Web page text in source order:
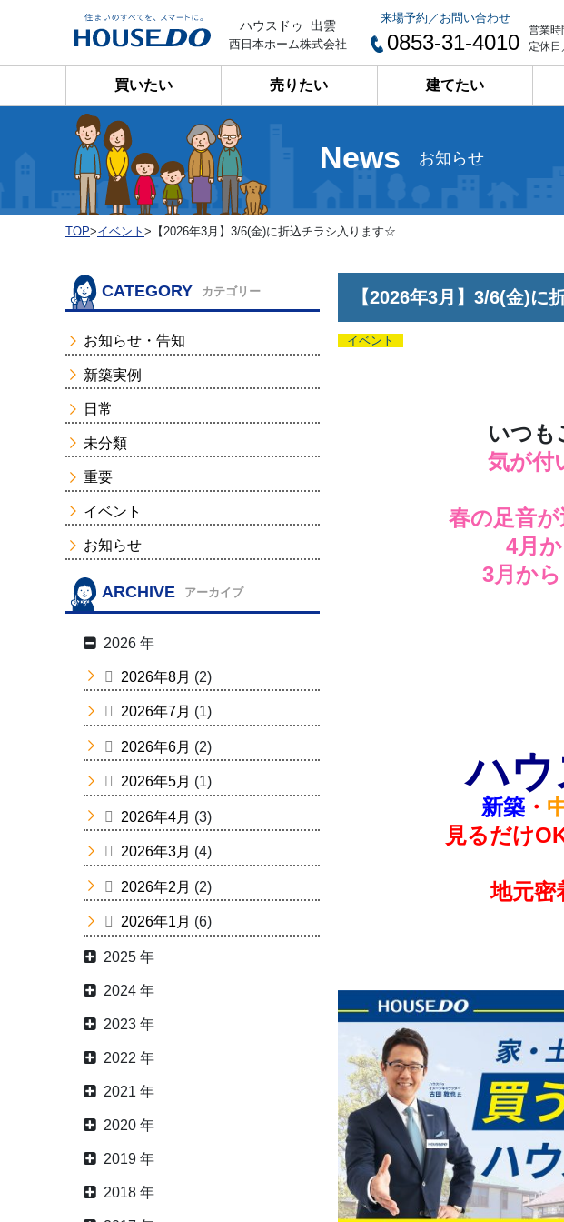
ハウスドゥ 出雲
西日本ホーム株式会社
来場予約／お問い合わせ
0853-31-4010
営業
定休日
買いたい 売りたい 建てたい
News お知らせ
TOP>イベント > 【2026年3月】3/6(金)に折込チラシ入ります☆
【2026年3月】3/6(金)
イベント
いつも
気が付
春の足音
4月
3月か
ハ
新築・
見るだけ
地元密
CATEGORY カテゴリー
お知らせ・告知
新築実例
日常
未分類
重要
イベント
お知らせ
ARCHIVE アーカイブ
2026 年
2026年8月 (2)
2026年7月 (1)
2026年6月 (2)
2026年5月 (1)
2026年4月 (3)
2026年3月 (4)
2026年2月 (2)
2026年1月 (6)
2025 年
2024 年
2023 年
2022 年
2021 年
2020 年
2019 年
2018 年